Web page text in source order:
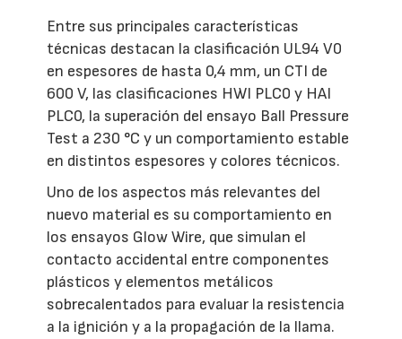
Entre sus principales características
técnicas destacan la clasificación UL94 V0
en espesores de hasta 0,4 mm, un CTI de
600 V, las clasificaciones HWI PLC0 y HAI
PLC0, la superación del ensayo Ball Pressure
Test a 230 °C y un comportamiento estable
en distintos espesores y colores técnicos.
Uno de los aspectos más relevantes del
nuevo material es su comportamiento en
los ensayos Glow Wire, que simulan el
contacto accidental entre componentes
plásticos y elementos metálicos
sobrecalentados para evaluar la resistencia
a la ignición y a la propagación de la llama.